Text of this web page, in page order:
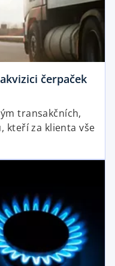
čerpaček
transakčních,
kteří za klienta vše